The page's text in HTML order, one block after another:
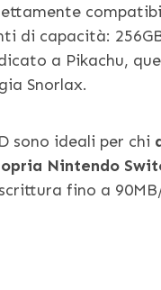
di capacità:
a Pikachu,
Snorlax.
sono ideali per chi
Nintendo
fino a